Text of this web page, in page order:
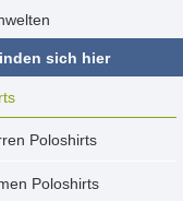
sich hier
Poloshirts
Poloshirts